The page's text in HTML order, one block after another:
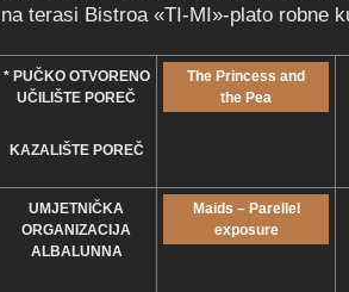
na terasi Bistroa «TI-MI»-plato robne
* PUČKO OTVORENO
UČILIŠTE POREČ
KAZALIŠTE POREČ
The Princess and
the Pea
UMJETNIČKA
ORGANIZACIJA
ALBALUNNA
Maids – Parellel
exposure